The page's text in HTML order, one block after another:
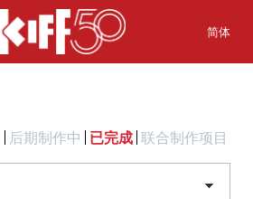
简体
后期制作中 已完成 联合制作项目